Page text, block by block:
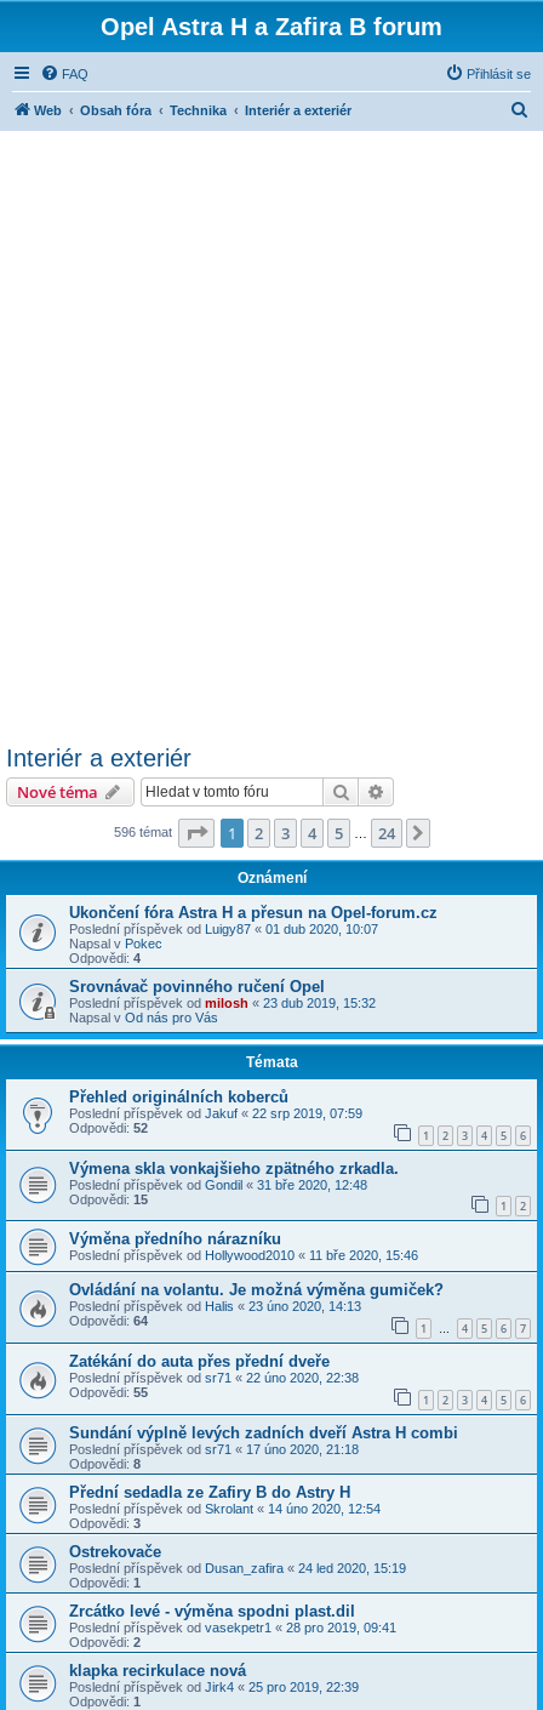
Opel Astra H a Zafira B forum
FAQ Přihlásit se
Web Obsah fóra Technika Interiér a exteriér
Interiér a exteriér
Nové téma Hledat
596 témat Stránka z 24
1 2 3 4 5 24
Oznámení
Ukončení fóra Astra H a přesun na Opel-forum.cz
Poslední příspěvek od Luigy87 « 01 dub 2020, 10:07
Napsal v Pokec
Odpovědi: 4
Srovnávač povinného ručení Opel
Poslední příspěvek od milosh « 23 dub 2019, 15:32
Napsal v Od nás pro Vás
Témata
Přehled originálních koberců
Poslední příspěvek od Jakuf « 22 srp 2019, 07:59
Odpovědi: 52 1 2 3 4 5 6
Výmena skla vonkajšieho zpätného zrkadla.
Poslední příspěvek od Gondil « 31 bře 2020, 12:48
Odpovědi: 15 1 2
Výměna předního nárazníku
Poslední příspěvek od Hollywood2010 « 11 bře 2020, 15:46
Ovládání na volantu. Je možná výměna gumiček?
Poslední příspěvek od Halis « 23 úno 2020, 14:13
Odpovědi: 64 1 … 4 5 6 7
Zatékání do auta přes přední dveře
Poslední příspěvek od sr71 « 22 úno 2020, 22:38
Odpovědi: 55 1 2 3 4 5 6
Sundání výplně levých zadních dveří Astra H combi
Poslední příspěvek od sr71 « 17 úno 2020, 21:18
Odpovědi: 8
Přední sedadla ze Zafiry B do Astry H
Poslední příspěvek od Skrolant « 14 úno 2020, 12:54
Odpovědi: 3
Ostrekovače
Poslední příspěvek od Dusan_zafira « 24 led 2020, 15:19
Odpovědi: 1
Zrcátko levé - výměna spodni plast.dil
Poslední příspěvek od vasekpetr1 « 28 pro 2019, 09:41
Odpovědi: 2
klapka recirkulace nová
Poslední příspěvek od Jirk4 « 25 pro 2019, 22:39
Odpovědi: 1